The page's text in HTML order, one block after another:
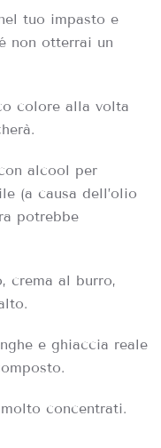
tuo impasto e
non otterrai un
colore alla volta
alcool per
(a causa dell’olio
potrebbe
crema al burro,
e ghiaccia reale
concentrati.